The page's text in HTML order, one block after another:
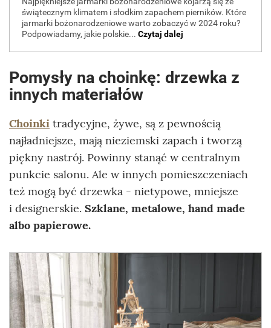
Pomysły na choinkę: drzewka z
innych materiałów
Choinki tradycyjne, żywe, są z pewnością
najładniejsze, mają nieziemski zapach i tworzą
piękny nastrój. Powinny stanąć w centralnym
punkcie salonu. Ale w innych pomieszczeniach
też mogą być drzewka - nietypowe, mniejsze
i designerskie. Szklane, metalowe, hand made
albo papierowe.